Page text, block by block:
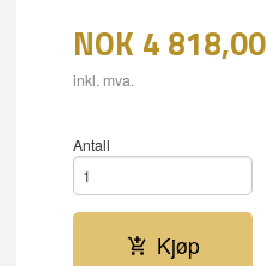
NOK 4 818,00
inkl. mva.
Antall
Kjøp